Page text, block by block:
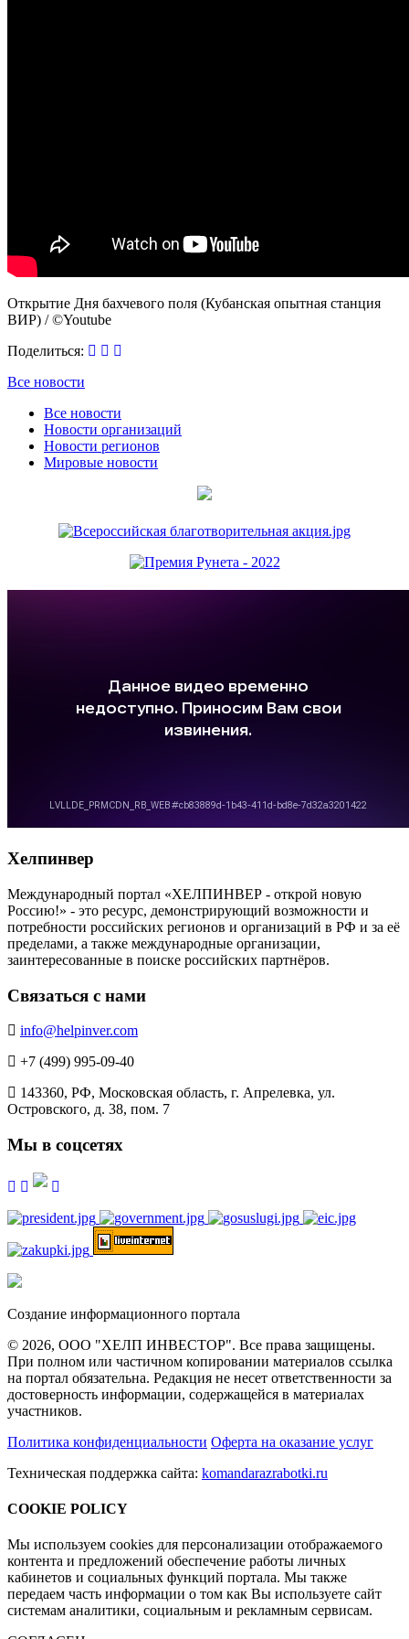
Открытие Дня бахчевого поля (Кубанская опытная станция
ВИР) / ©Youtube
Поделиться:
Все новости
Все новости
Новости организаций
Новости регионов
Мировые новости
Хелпинвер
Международный портал «ХЕЛПИНВЕР - открой новую
Россию!» - это ресурс, демонстрирующий возможности и
потребности российских регионов и организаций в РФ и за её
пределами, а также международные организации,
заинтересованные в поиске российских партнёров.
Связаться с нами
info@helpinver.com
+7 (499) 995-09-40
143360, РФ, Московская область, г. Апрелевка, ул.
Островского, д. 38, пом. 7
Мы в соцсетях
Создание информационного портала
© 2026, ООО "ХЕЛП ИНВЕСТОР". Все права защищены.
При полном или частичном копировании материалов ссылка
на портал обязательна. Редакция не несет ответственности за
достоверность информации, содержащейся в материалах
участников.
Политика конфиденциальности Оферта на оказание услуг
Техническая поддержка сайта: komandarazrabotki.ru
COOKIE POLICY
Мы используем cookies для персонализации отображаемого
контента и предложений обеспечение работы личных
кабинетов и социальных функций портала. Мы также
передаем часть информации о том как Вы используете сайт
системам аналитики, социальным и рекламным сервисам.